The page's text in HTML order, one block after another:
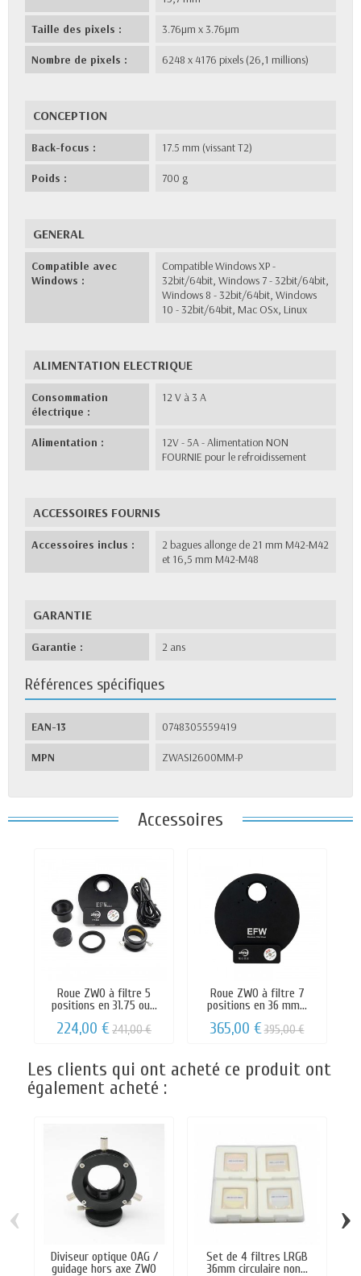
Taille des pixels : 3.76µm x 3.76µm
Nombre de pixels : 6248 x 4176 pixels (26,1 millions)
CONCEPTION
Back-focus : 17.5 mm (vissant T2)
Poids : 700 g
GENERAL
Compatible avec
Windows :
Compatible Windows XP -
32bit/64bit, Windows 7 - 32bit/64bit,
Windows 8 - 32bit/64bit, Windows
10 - 32bit/64bit, Mac OSx, Linux
ALIMENTATION ELECTRIQUE
Consommation
électrique :
12 V à 3 A
Alimentation :
12V - 5A - Alimentation NON
FOURNIE pour le refroidissement
ACCESSOIRES FOURNIS
Accessoires inclus :
2 bagues allonge de 21 mm M42-M42
et 16,5 mm M42-M48
GARANTIE
Garantie : 2 ans
Références spécifiques
EAN-13 0748305559419
MPN ZWASI2600MM-P
Accessoires
Roue ZWO à filtre 5
positions en 31.75 ou...
224,00 €241,00 €
Roue ZWO à filtre 7
positions en 36 mm...
365,00 €395,00 €
Les clients qui ont acheté ce produit ont
également acheté :
Diviseur optique OAG /
guidage hors axe ZWO
Set de 4 filtres LRGB
36mm circulaire non...
‹ ›